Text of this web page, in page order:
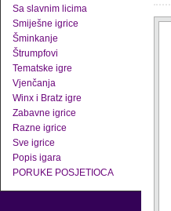
Sa slavnim licima
Smiješne igrice
Šminkanje
Štrumpfovi
Tematske igre
Vjenčanja
Winx i Bratz igre
Zabavne igrice
Razne igrice
Sve igrice
Popis igara
PORUKE POSJETIOCA